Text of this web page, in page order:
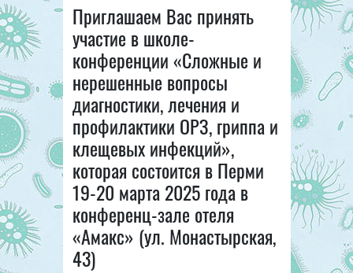
Приглашаем Вас принять
участие в школе-
конференции «Сложные и
нерешенные вопросы
диагностики, лечения и
профилактики ОРЗ, гриппа и
клещевых инфекций»,
которая состоится в Перми
19-20 марта 2025 года в
конференц-зале отеля
«Амакс» (ул. Монастырская,
43)